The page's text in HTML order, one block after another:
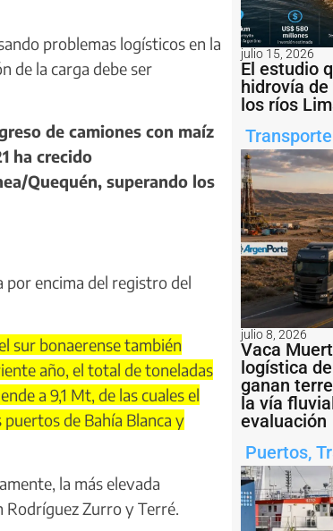
problemas logísticos en la
de la carga debe ser
de camiones con maíz
ha crecido
Quequén, superando los
por encima del registro del
sur bonaerense también
año, el total de toneladas
a 9,1 Mt, de las cuales el
de Bahía Blanca y
la más elevada
Rodríguez Zurro y Terré.
julio 15, 2026
El estudio
hidrovía
los ríos
julio 8, 2026
Vaca
logística
ganan
la vía
evaluación
Puertos,